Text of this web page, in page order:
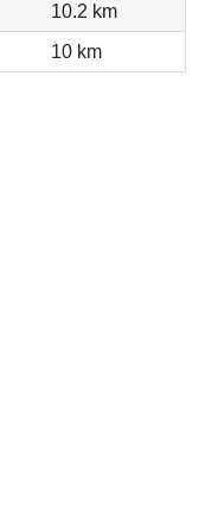
10.2 km
10 km